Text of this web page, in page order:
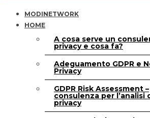
MODINETWORK
HOME
A cosa serve un
privacy e cosa fa?
Adeguamento GDPR e
Privacy
GDPR Risk Assessment –
consulenza per l’analisi
privacy